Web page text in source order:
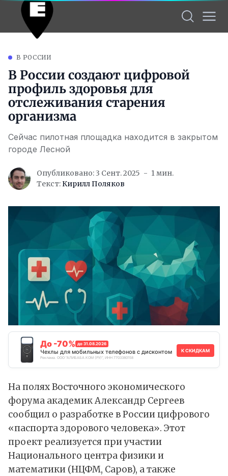
В РОССИИ
В России создают цифровой
профиль здоровья для
отслеживания старения
организма
Сейчас пилотная площадка находится в закрытом
городе Лесной
Опубликовано: 3 Сент. 2025
1 мин.
Текст: Кирилл Поляков
До -70% до 31.08.2026
Чехлы для мобильных телефонов с дисконтом
Реклама. ООО "АЛИБАБА.КОМ (РУ)", ИНН 7703380158
К СКИДКАМ
На полях Восточного экономического
форума академик Александр Сергеев
сообщил о разработке в России цифрового
«паспорта здорового человека». Этот
проект реализуется при участии
Национального центра физики и
математики (НЦФМ, Саров), а также